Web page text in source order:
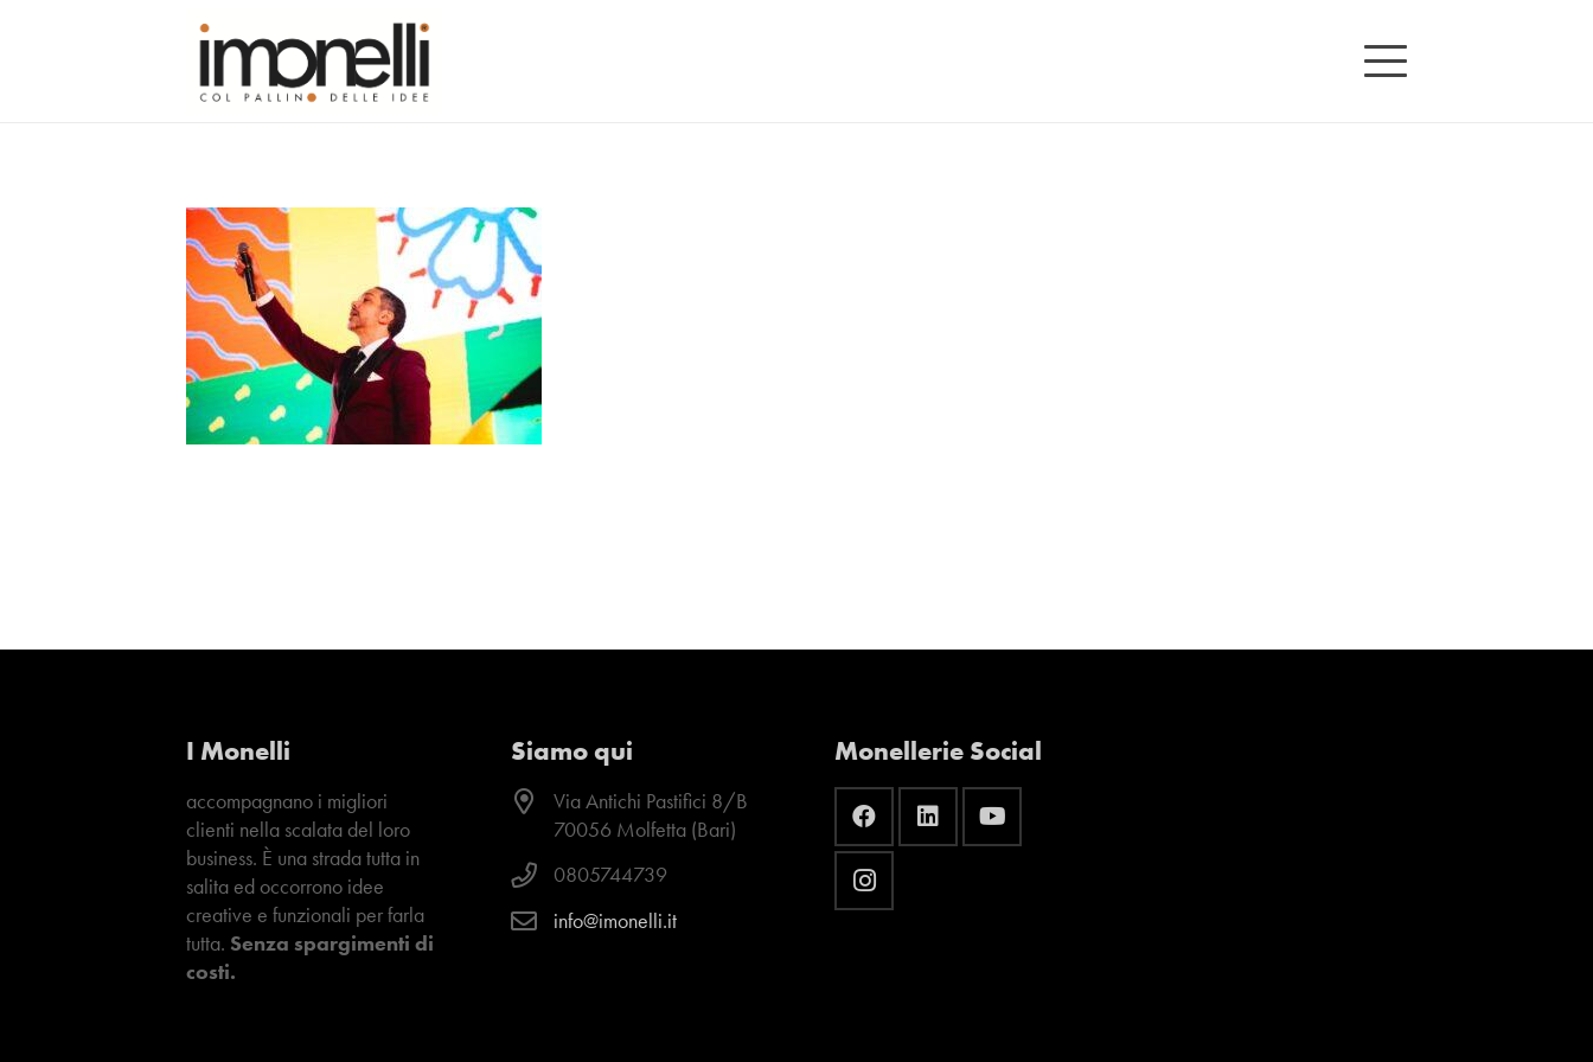
I Monelli
accompagnano i migliori
clienti nella scalata del loro
business. È una strada tutta in
salita ed occorrono idee
creative e funzionali per farla
tutta. Senza spargimenti di
costi.
Siamo qui
Via Antichi Pastifici 8/B
70056 Molfetta (Bari)
0805744739
info@imonelli.it
Monellerie Social